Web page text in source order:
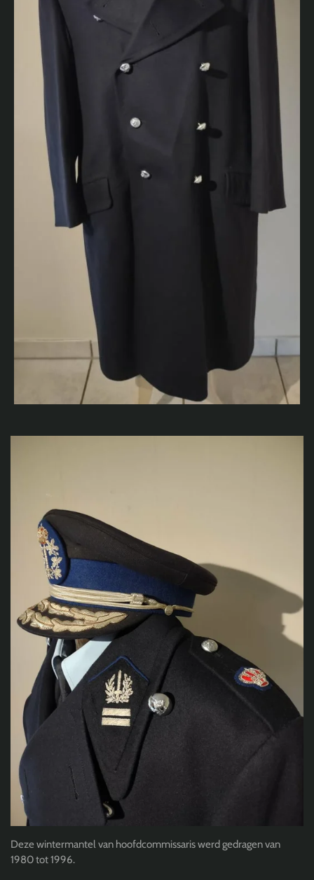
Deze wintermantel van hoofdcommissaris werd gedragen van
1980 tot 1996.